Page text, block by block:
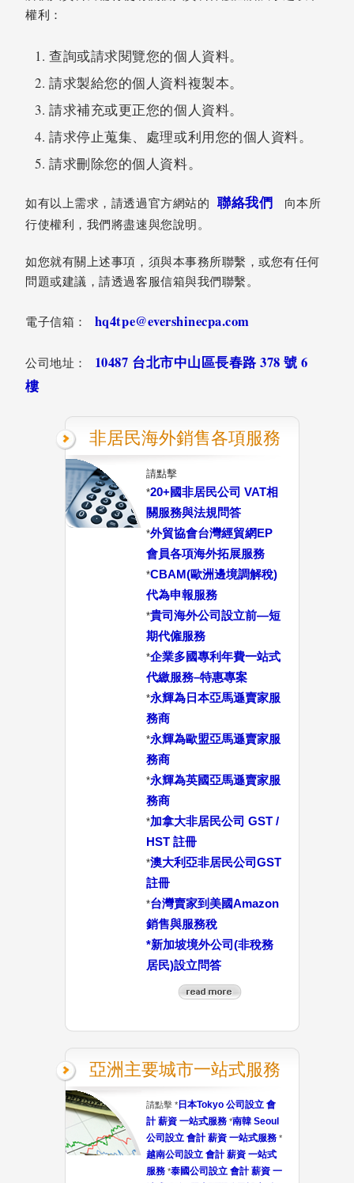
權利：
查詢或請求閱覽您的個人資料。
請求製給您的個人資料複製本。
請求補充或更正您的個人資料。
請求停止蒐集、處理或利用您的個人資料。
請求刪除您的個人資料。
如有以上需求，請透過官方網站的 聯絡我們
向本所
行使權利，我們將盡速與您說明。
如您就有關上述事項，須與本事務所聯繫，或您有任何
問題或建議，請透過客服信箱與我們聯繫。
電子信箱： hq4tpe@evershinecpa.com
公司地址：
10487 台北市中山區長春路 378 號 6
樓
非居民海外銷售各項服務
請點擊
*20+國非居民公司 VAT相
關服務與法規問答
*外貿協會台灣經貿網EP
會員各項海外拓展服務
*CBAM(歐洲邊境調解稅)
代為申報服務
*貴司海外公司設立前—短
期代僱服務
*企業多國專利年費一站式
代繳服務–特惠專案
*永輝為日本亞馬遜賣家服
務商
*永輝為歐盟亞馬遜賣家服
務商
*永輝為英國亞馬遜賣家服
務商
*加拿大非居民公司 GST /
HST 註冊
*澳大利亞非居民公司GST
註冊
*台灣賣家到美國Amazon
銷售與服務稅
*新加坡境外公司(非稅務
居民)設立問答
亞洲主要城市一站式服務
請點擊 *日本Tokyo 公司設立 會
計 薪資 一站式服務 *南韓 Seoul
公司設立 會計 薪資 一站式服務 *
越南公司設立 會計 薪資 一站式
服務 *泰國公司設立 會計 薪資 一